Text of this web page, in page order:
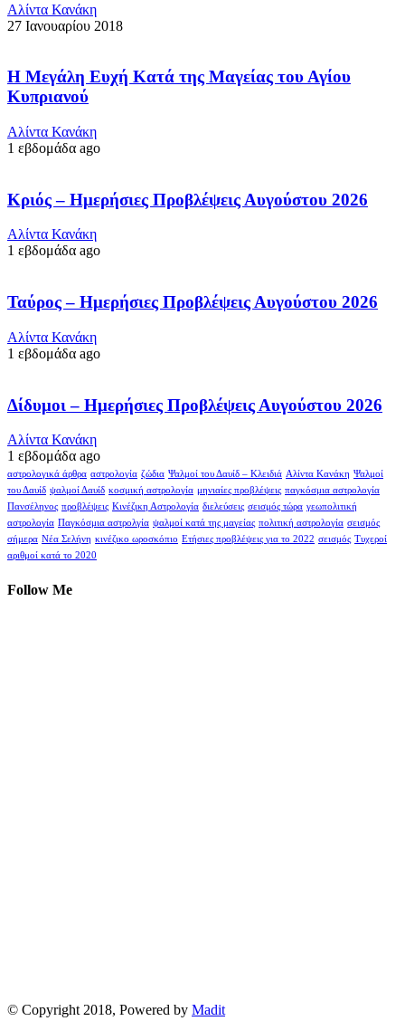
Αλίντα Κανάκη
27 Ιανουαρίου 2018
Η Μεγάλη Ευχή Κατά της Μαγείας του Αγίου
Κυπριανού
Αλίντα Κανάκη
1 εβδομάδα ago
Κριός – Ημερήσιες Προβλέψεις Αυγούστου 2026
Αλίντα Κανάκη
1 εβδομάδα ago
Ταύρος – Ημερήσιες Προβλέψεις Αυγούστου 2026
Αλίντα Κανάκη
1 εβδομάδα ago
Δίδυμοι – Ημερήσιες Προβλέψεις Αυγούστου 2026
Αλίντα Κανάκη
1 εβδομάδα ago
αστρολογικά άρθρα αστρολογία ζώδια Ψαλμοί του Δαυίδ – Κλειδιά Αλίντα Κανάκη Ψαλμοί
του Δαυίδ ψαλμοί Δαυίδ κοσμική αστρολογία μηνιαίες προβλέψεις παγκόσμια αστρολογία
Πανσέληνος προβλέψεις Κινέζικη Αστρολογία διελεύσεις σεισμός τώρα γεωπολιτική
αστρολογία Παγκόσμια αστρολγία ψαλμοί κατά της μαγείας πολιτική αστρολογία σεισμός
σήμερα Νέα Σελήνη κινέζικο ωροσκόπιο Ετήσιες προβλέψεις για το 2022 σεισμός Τυχεροί
αριθμοί κατά το 2020
Follow Me
© Copyright 2018, Powered by Madit